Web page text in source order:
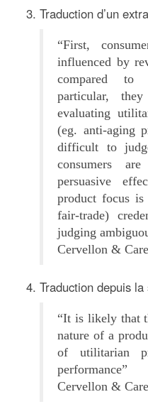
Traduction d’un
“First,
influenced by
compared to
particular,
evaluating
(eg. anti-aging
difficult to
consumers
persuasive
product focus is
fair-trade)
judging
Cervellon &
Traduction depuis la
“It is likely that
nature of a
of utilitarian
performance”
Cervellon &